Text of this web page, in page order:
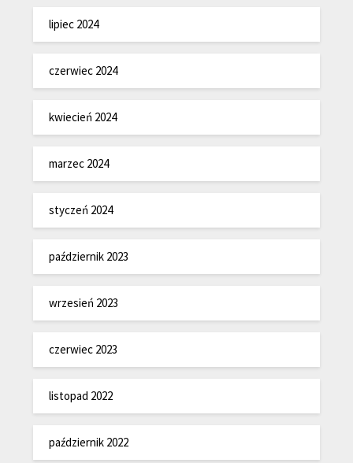
lipiec 2024
czerwiec 2024
kwiecień 2024
marzec 2024
styczeń 2024
październik 2023
wrzesień 2023
czerwiec 2023
listopad 2022
październik 2022